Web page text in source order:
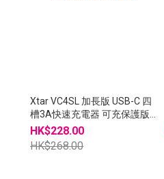
Xtar VC4SL 加長版 USB-C 四
槽3A快速充電器 可充保護版
21700 VC4 VC4S
HK$228.00
HK$268.00